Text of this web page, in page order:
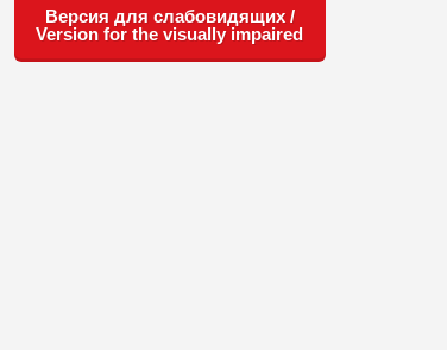
Версия для слабовидящих /
Version for the visually impaired